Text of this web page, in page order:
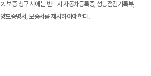
2. 보증 청구 시에는 반드시 자동차등록증, 성능점검기록부,
양도증명서, 보증서를 제시하여야 한다.